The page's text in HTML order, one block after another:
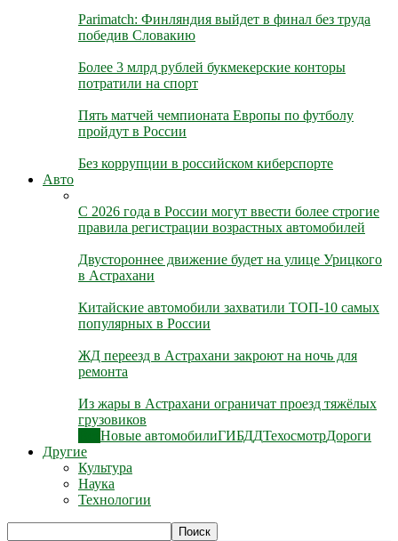
Parimatch: Финляндия выйдет в финал без труда
победив Словакию
Более 3 млрд рублей букмекерские конторы
потратили на спорт
Пять матчей чемпионата Европы по футболу
пройдут в России
Без коррупции в российском киберспорте
Авто
С 2026 года в России могут ввести более строгие
правила регистрации возрастных автомобилей
Двустороннее движение будет на улице Урицкого
в Астрахани
Китайские автомобили захватили ТОП-10 самых
популярных в России
ЖД переезд в Астрахани закроют на ночь для
ремонта
Из жары в Астрахани ограничат проезд тяжёлых
грузовиков
Новые автомобилиГИБДДТехосмотрДороги
Другие
Культура
Наука
Технологии